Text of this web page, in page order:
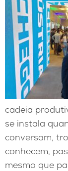
cadeia
se instala
conversam,
conhecem,
mesmo que